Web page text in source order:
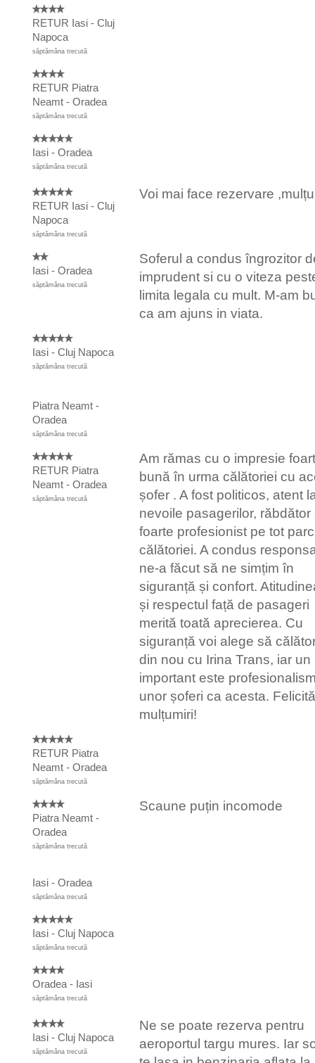
RETUR Iasi - Cluj
Napoca
săptămâna trecută
RETUR Piatra
Neamt - Oradea
săptămâna trecută
Iasi - Oradea
săptămâna trecută
RETUR Iasi - Cluj
Napoca
săptămâna trecută
Voi mai face rezervare
Iasi - Oradea
săptămâna trecută
Soferul a condus îngrozitor
imprudent si cu o viteza
limita legala cu mult. M-am
ca am ajuns in viata.
Iasi - Cluj Napoca
săptămâna trecută
Piatra Neamt -
Oradea
săptămâna trecută
RETUR Piatra
Neamt - Oradea
săptămâna trecută
Am rămas cu o impresie
bună în urma călătoriei cu
șofer . A fost politicos, atent
nevoile pasagerilor, răbdător
foarte profesionist pe tot
călătoriei. A condus
ne-a făcut să ne simțim în
siguranță și confort.
și respectul față de pasageri
merită toată aprecierea. Cu
siguranță voi alege să
din nou cu Irina Trans, iar un
important este
unor șoferi ca acesta.
mulțumiri!
RETUR Piatra
Neamt - Oradea
săptămâna trecută
Piatra Neamt -
Oradea
săptămâna trecută
Scaune puțin incomode
Iasi - Oradea
săptămâna trecută
Iasi - Cluj Napoca
săptămâna trecută
Oradea - Iasi
săptămâna trecută
Iasi - Cluj Napoca
săptămâna trecută
Ne se poate rezerva pentru
aeroportul targu mures. Iar